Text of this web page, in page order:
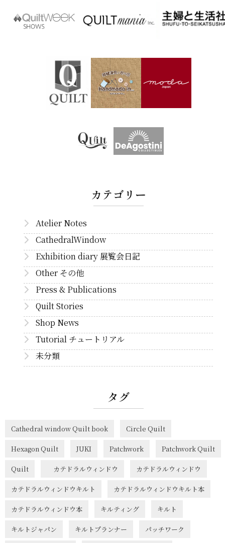
カテゴリー
Atelier Notes
CathedralWindow
Exhibition diary 展覧会日記
Other その他
Press & Publications
Quilt Stories
Shop News
Tutorial チュートリアル
未分類
タグ
Cathedral window Quilt book Circle Quilt
Hexagon Quilt JUKI Patchwork Patchwork Quilt
Quilt カテドラルウィンドウ カテドラルウィンドウ
カテドラルウィンドウキルト カテドラルウィンドウキルト本
カテドラルウィンドウ本 キルティング キルト
キルトジャパン キルトプランナー パッチワーク